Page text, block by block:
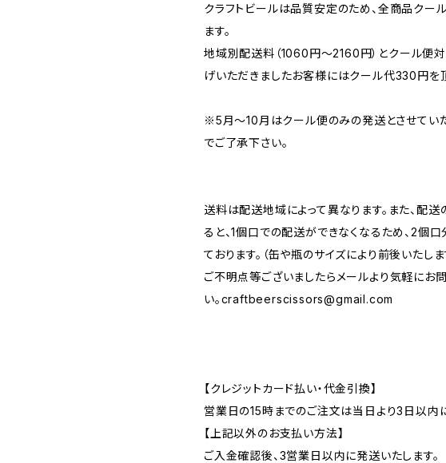
クラフトビールは品質安定のため、全商品クー
ます。
地域別配送料（1060円～2160円）とクール便
げいただきましたお客様にはクール代330円を頂
※5月～10月はクール便のみの発送とさせてい
でご了承下さい。
送料は配送地域によって異なります。また、配
ると、1個口での配送ができなくなるため、2個
ております。（缶や瓶のサイズにより前後いたし
ご不明点等ございましたらメールより気軽にお
い。craftbeerscissors@gmail.com
【クレジットカード払い・代金引換】
営業日の15時までのご注文は当日より3日以内
【上記以外のお支払い方法】
ご入金確認後、3営業日以内に発送いたします。